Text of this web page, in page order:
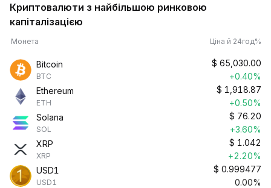
Криптовалюти з найбільшою ринковою
капіталізацією
Монета Ціна й 24год%
Bitcoin
BTC
$ 65,030.00
+0.40%
Ethereum
ETH
$ 1,918.87
+0.50%
Solana
SOL
$ 76.20
+3.60%
XRP
XRP
$ 1.042
+2.20%
USD1
USD1
$ 0.999477
0.00%